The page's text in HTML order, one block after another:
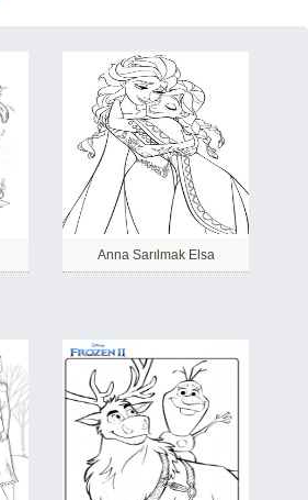
Anna Sarılmak Elsa